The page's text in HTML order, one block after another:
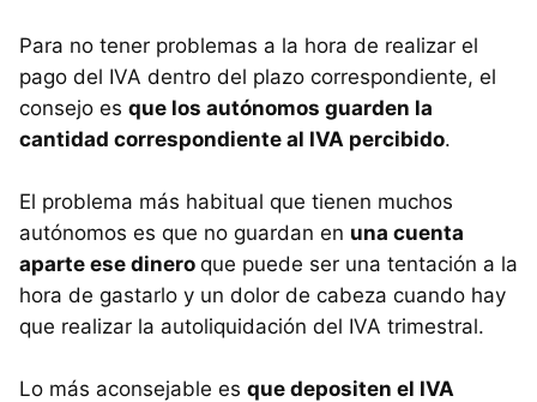
Para no tener problemas a la hora de realizar el
pago del IVA dentro del plazo correspondiente, el
consejo es que los autónomos guarden la
cantidad correspondiente al IVA percibido.
El problema más habitual que tienen muchos
autónomos es que no guardan en una cuenta
aparte ese dinero que puede ser una tentación a la
hora de gastarlo y un dolor de cabeza cuando hay
que realizar la autoliquidación del IVA trimestral.
Lo más aconsejable es que depositen el IVA